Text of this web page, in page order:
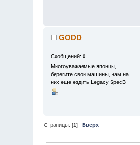
GODD
Сообщений: 0
Многоуважаемые японцы,
берегите свои машины, нам на
них еще ездить Legacy SpecB
Страницы: [1]Вверх